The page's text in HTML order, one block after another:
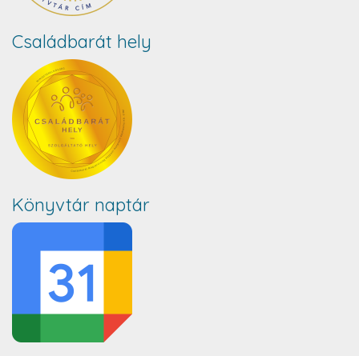
Családbarát hely
Könyvtár naptár